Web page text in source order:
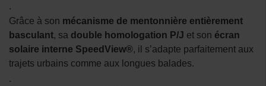
.
Grâce à son mécanisme de mentonnière entièrement
basculant, sa double homologation P/J et son écran
solaire interne SpeedView®, il s’adapte parfaitement aux
trajets urbains comme aux longues balades.
.